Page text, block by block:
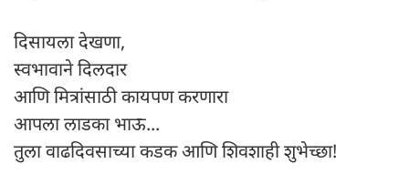
दिसायला देखणा,
स्वभावाने दिलदार
आणि मित्रांसाठी कायपण करणारा
आपला लाडका भाऊ...
तुला वाढदिवसाच्या कडक आणि शिवशाही शुभेच्छा!